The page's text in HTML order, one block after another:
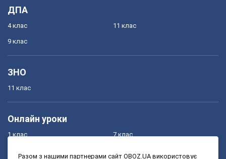
ДПА
4 клас
9 клас
11 клас
ЗНО
11 клас
Онлайн уроки
1 клас 7 клас
Разом з нашими партнерами сайт OBOZ.UA використовує